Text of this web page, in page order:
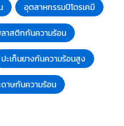
อุตสาหกรรมปิโตรเคมี
าสติกกันความร้อน
ปะเก็นยางกันความร้อนสูง
าษกันความร้อน